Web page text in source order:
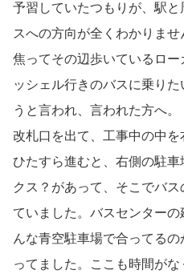
予習していたつもりが、駅
スへの方向が全くわかりませ
焦ってその辺歩いているロ
ッシェル行きのバスに乗り
うと言われ、言われた方へ。
改札口を出て、工事中の中
ひたすら進むと、右側の駐
クス？があって、そこでバ
ていました。バスセンター
んな青空駐車場で合ってる
ってました。ここも時間が